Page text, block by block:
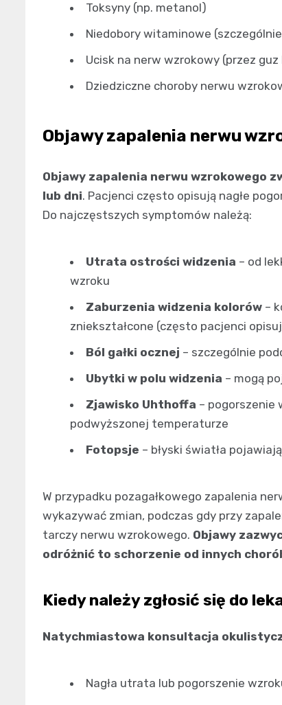
Toksyny (np. metanol)
Niedobory witaminowe
Ucisk na nerw wzrokowy (przez
Dziedziczne choroby nerwu
Objawy zapalenia nerwu
Objawy zapalenia nerwu wzrokowego
lub dni. Pacjenci często opisują nagłe
Do najczęstszych symptomów należą:
Utrata ostrości widzenia – od
wzroku
Zaburzenia widzenia kolorów –
zniekształcone (często pacjenci
Ból gałki ocznej – szczególnie
Ubytki w polu widzenia – mogą
Zjawisko Uhthoffa – pogorszenie
podwyższonej temperaturze
Fotopsje – błyski światła
W przypadku pozagałkowego zapalenia
wykazywać zmian, podczas gdy przy
tarczy nerwu wzrokowego. Objawy
odróżnić to schorzenie od innych
Kiedy należy zgłosić się do
Natychmiastowa konsultacja
Nagła utrata lub pogorszenie